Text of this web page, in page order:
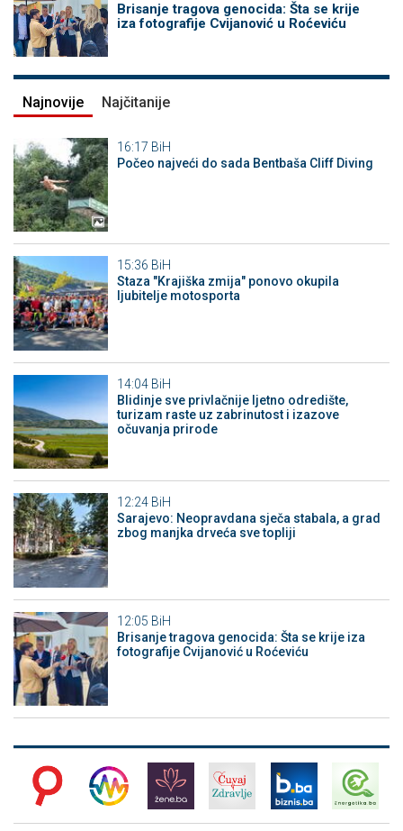
Brisanje tragova genocida: Šta se krije
iza fotografije Cvijanović u Roćeviću
Najnovije Najčitanije
16:17 BiH
Počeo najveći do sada Bentbaša Cliff Diving
15:36 BiH
Staza "Krajiška zmija" ponovo okupila
ljubitelje motosporta
14:04 BiH
Blidinje sve privlačnije ljetno odredište,
turizam raste uz zabrinutost i izazove
očuvanja prirode
12:24 BiH
Sarajevo: Neopravdana sječa stabala, a grad
zbog manjka drveća sve topliji
12:05 BiH
Brisanje tragova genocida: Šta se krije iza
fotografije Cvijanović u Roćeviću